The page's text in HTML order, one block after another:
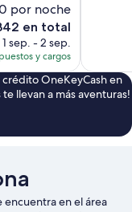
por noche
en total
1 sep. - 2 sep.
y cargos
crédito OneKeyCash en
llevan a más aventuras!
encuentra en el área